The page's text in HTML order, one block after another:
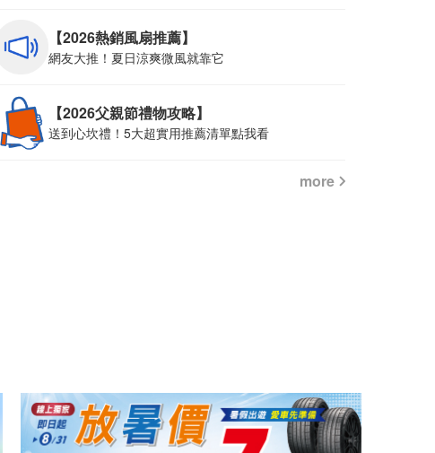
【2026熱銷風扇推薦】
網友大推！夏日涼爽微風就靠它
【2026父親節禮物攻略】
送到心坎禮！5大超實用推薦清單點我看
more